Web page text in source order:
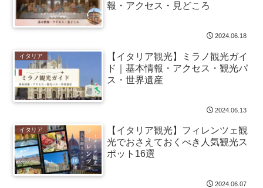
報・アクセス・見どころ
2024.06.18
イタリア
【イタリア観光】ミラノ観光ガイ
ド｜基本情報・アクセス・観光パ
ス・世界遺産
2024.06.13
イタリア
【イタリア観光】フィレンツェ観
光でおさえておくべき人気観光ス
ポット16選
2024.06.07